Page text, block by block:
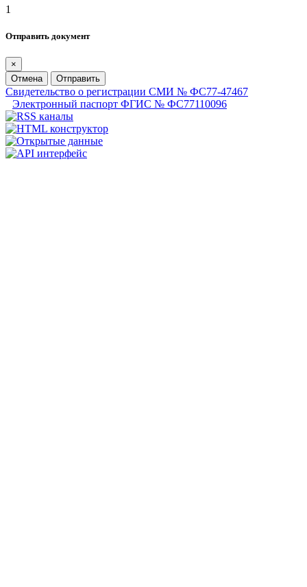
1
Отправить документ
×
Отмена
Отправить
Свидетельство о регистрации СМИ № ФС77-47467
Электронный паспорт ФГИС № ФС77110096